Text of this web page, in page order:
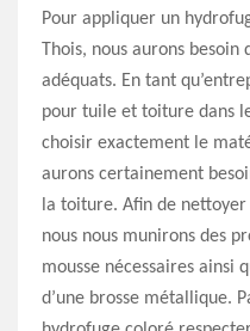
Pour appliquer un
Thois, nous aurons
adéquats. En tant
pour tuile et toiture dans
choisir exactement le
aurons certainement
la toiture. Afin de
nous nous munirons des
mousse nécessaires ainsi
d’une brosse métallique.